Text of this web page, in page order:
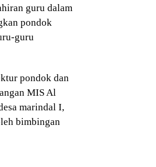
guru dalam
pondok
guru
pondok dan
MIS Al
marindal I,
bimbingan